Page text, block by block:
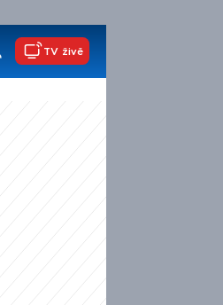
TV živě